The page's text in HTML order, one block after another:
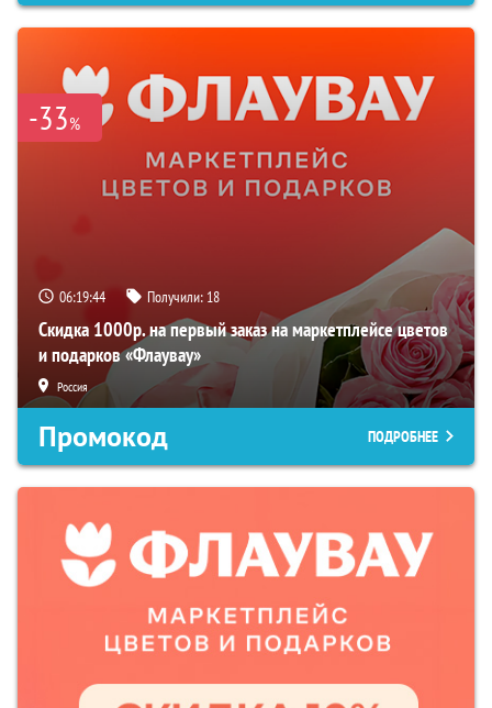
-33%
06:19:42 Получили: 18
Скидка 1000р. на первый заказ на маркетплейсе цветов
и подарков «Флаувау»
Россия
Промокод ПОДРОБНЕЕ